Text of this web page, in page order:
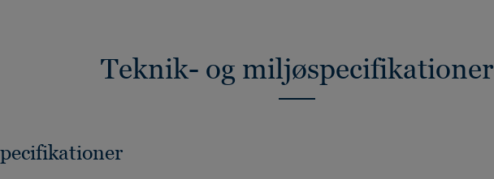
Teknik- og miljøspecifikationer